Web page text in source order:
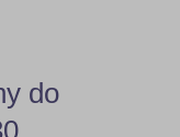
do